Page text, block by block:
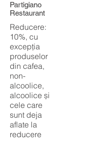
Partigiano
Restaurant
Reducere:
10%, cu
excepția
produselor
din cafea,
non-
alcoolice,
alcoolice și
cele care
sunt deja
aflate la
reducere